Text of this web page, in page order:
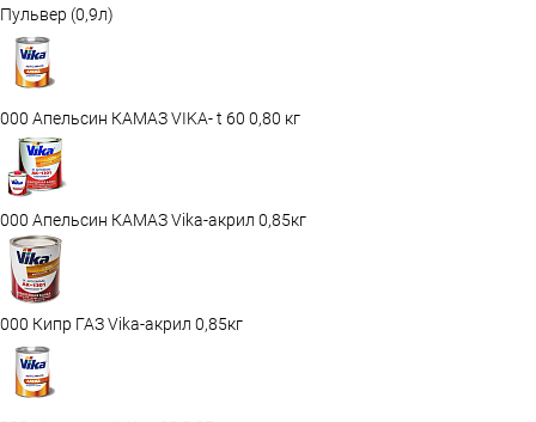
Пульвер (0,9л)
000 Апельсин КАМАЗ VIKA- t 60 0,80 кг
000 Апельсин КАМАЗ Vika-акрил 0,85кг
000 Кипр ГАЗ Vika-акрил 0,85кг